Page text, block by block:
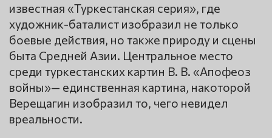
известная «Туркестанская серия», где
художник-баталист изобразил не только
боевые действия, но также природу и сцены
быта Средней Азии. Центральное место
среди туркестанских картин В. В. «Апофеоз
войны»— единственная картина, накоторой
Верещагин изобразил то, чего невидел
вреальности.